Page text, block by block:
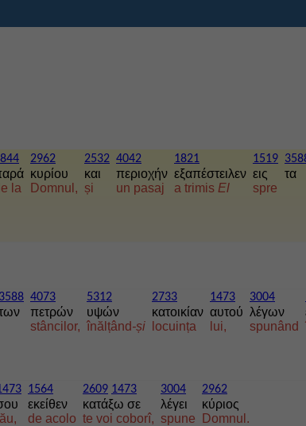
la
2962
κυρίου
Domnul,
2532
και
și
4042
περιοχήν
un pasaj
1821
εξαπέστειλεν
a trimis El
1519
εις
spre
τα
3588 4073
πετρών
stâncilor,
5312
υψών
înălțând-și
2733
κατοικίαν
locuința
1473
αυτού
lui,
3004
λέγων
spunând
1564
εκείθεν
de acolo
2609 1473
κατάξω σε
te voi coborî,
3004
λέγει
spune
2962
κύριος
Domnul.